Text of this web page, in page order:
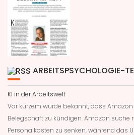
ARBEITSPSYCHOLOGIE-
KI in der Arbeitswelt
Vor kurzem wurde bekannt, dass
Belegschaft zu kündigen. Amazon suche
Personalkosten zu senken, während das